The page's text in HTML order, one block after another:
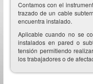
Contamos con el
trazado de un cable
encuentra instalado.
Aplicable cuando no se
instalados en pared o
tensión permitiendo
los trabajadores o de